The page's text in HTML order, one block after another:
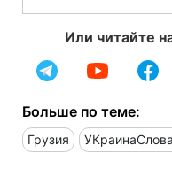
Или читайте
Больше по теме:
Грузия